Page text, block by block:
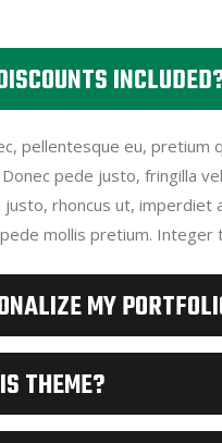
pellentesque eu, pretium
pede justo, fringilla
rhoncus ut, imperdiet
mollis pretium. Integer
MY
THEME?